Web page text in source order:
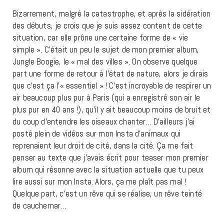
Bizarrement, malgré la catastrophe, et après la sidération
des débuts, je crois que je suis assez content de cette
situation, car elle prône une certaine forme de « vie
simple ». C’était un peu le sujet de mon premier album,
Jungle Boogie, le « mal des villes ». On observe quelque
part une forme de retour à l’état de nature, alors je dirais
que c’est ça l’« essentiel » ! C’est incroyable de respirer un
air beaucoup plus pur à Paris (qui a enregistré son air le
plus pur en 40 ans !), qu’il y ait beaucoup moins de bruit et
du coup d’entendre les oiseaux chanter… D’ailleurs j’ai
posté plein de vidéos sur mon Insta d’animaux qui
reprenaient leur droit de cité, dans la cité. Ça me fait
penser au texte que j’avais écrit pour teaser mon premier
album qui résonne avec la situation actuelle que tu peux
lire aussi sur mon Insta. Alors, ça me plaît pas mal !
Quelque part, c’est un rêve qui se réalise, un rêve teinté
de cauchemar…